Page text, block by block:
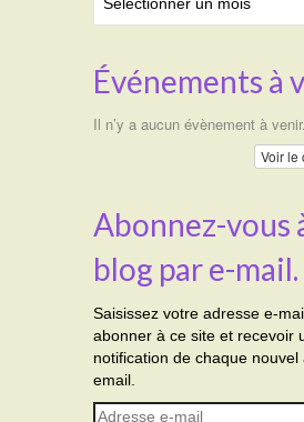
Événements à
Il n’y a aucun évènement à venir.
Voir le
Abonnez-vous
blog par e-mail.
Saisissez votre adresse e-
abonner à ce site et recevoir
notification de chaque nouvel
email.
Adresse